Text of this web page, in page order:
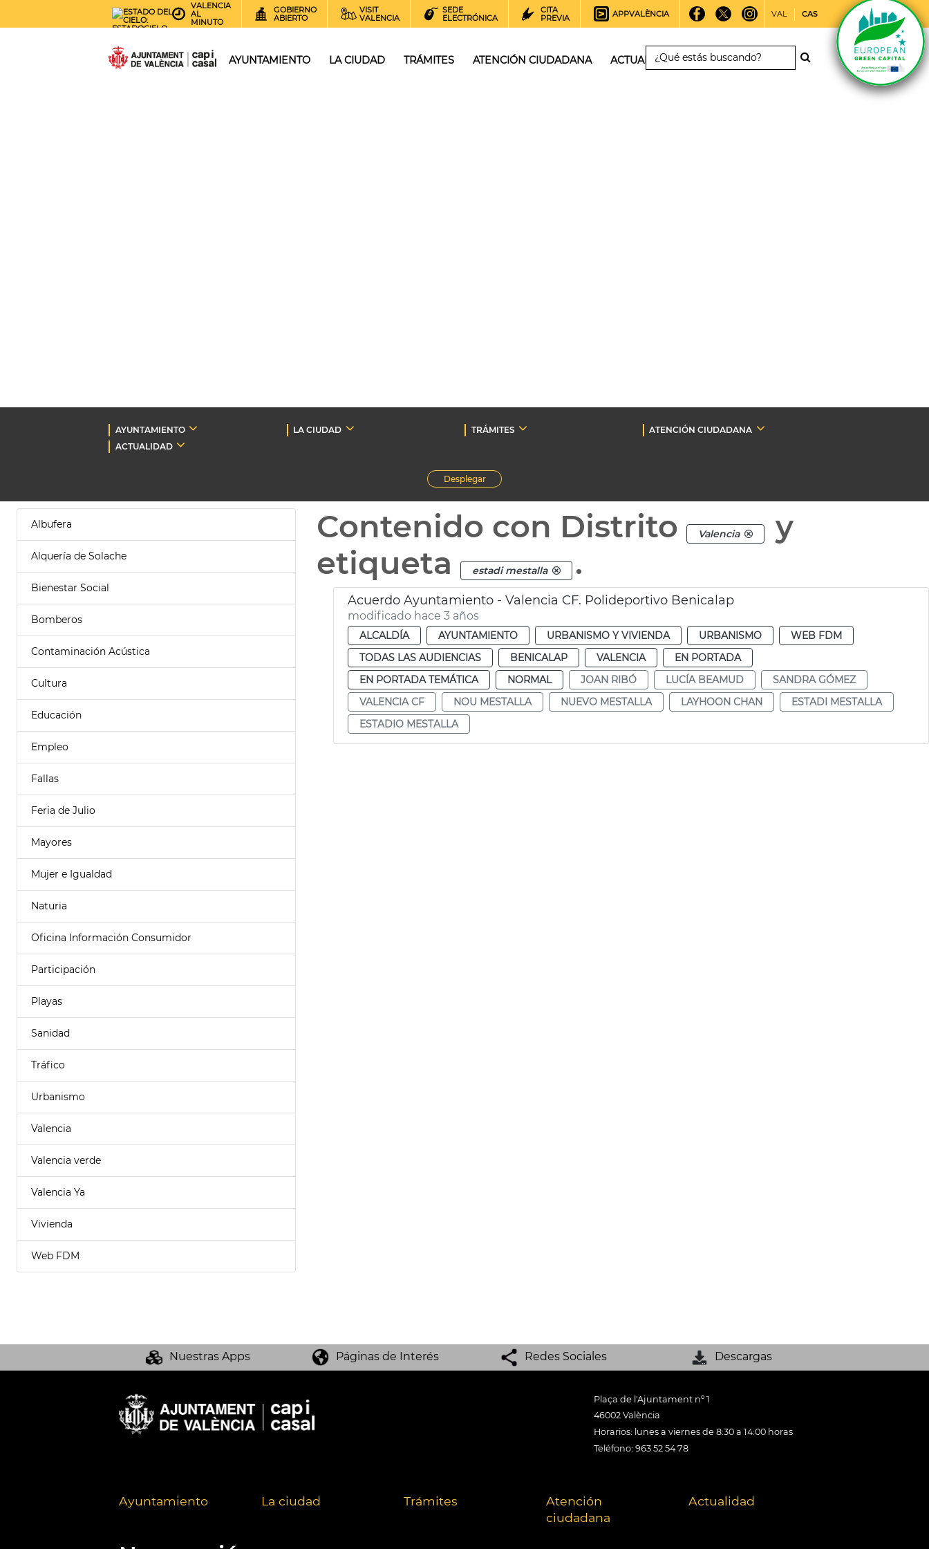
AEMET.GRADOS
VALENCIA
AL
MINUTO
GOBIERNO
ABIERTO
VISIT
VALENCIA
SEDE
ELECTRÓNICA
CITA
PREVIA
APPVALÈNCIA VAL CAS
AYUNTAMIENTO LA CIUDAD TRÁMITES ATENCIÓN CIUDADANA ACTUALIDAD
AYUNTAMIENTO LA CIUDAD TRÁMITES
ATENCIÓN CIUDADANA
ACTUALIDAD
Desplegar
Albufera
Alquería de Solache
Bienestar Social
Bomberos
Contaminación Acústica
Cultura
Educación
Empleo
Fallas
Feria de Julio
Mayores
Mujer e Igualdad
Naturia
Oficina Información Consumidor
Participación
Playas
Sanidad
Tráfico
Urbanismo
Valencia
Valencia verde
Valencia Ya
Vivienda
Web FDM
Contenido con Distrito Valencia
y
etiqueta
estadi mestalla .
Acuerdo Ayuntamiento - Valencia CF. Polideportivo Benicalap
modificado hace 3 años
ALCALDÍA AYUNTAMIENTO URBANISMO Y VIVIENDA URBANISMO
WEB FDM
TODAS LAS AUDIENCIAS
BENICALAP VALENCIA
EN PORTADA
EN PORTADA TEMÁTICA
NORMAL JOAN RIBÓ LUCÍA BEAMUD
SANDRA GÓMEZ
VALENCIA CF
NOU MESTALLA NUEVO MESTALLA LAYHOON CHAN
ESTADI MESTALLA
ESTADIO MESTALLA
Nuestras Apps Páginas de Interés Redes Sociales Descargas
Plaça de l'Ajuntament nº 1
46002 València
Horarios: lunes a viernes de 8:30 a 14:00 horas
Teléfono: 963 52 54 78
Ayuntamiento La ciudad Trámites
Atención
ciudadana
Actualidad